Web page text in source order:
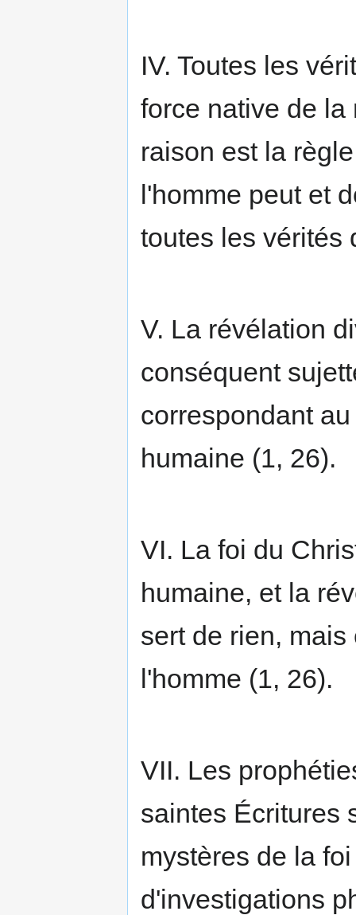
IV. Toutes les
force native de
raison est la
l'homme peut et
toutes les vérités
V. La révélation
conséquent
correspondant
humaine (1, 26).
VI. La foi du
humaine, et la
sert de rien,
l'homme (1, 26).
VII. Les
saintes Écritures
mystères de la
d'investigations